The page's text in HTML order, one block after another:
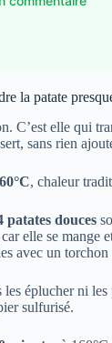
la patate
C’est elle qui
sans rien
, chaleur
patates douces
elle se mange
avec un torchon
les éplucher ni les
sulfurisé.